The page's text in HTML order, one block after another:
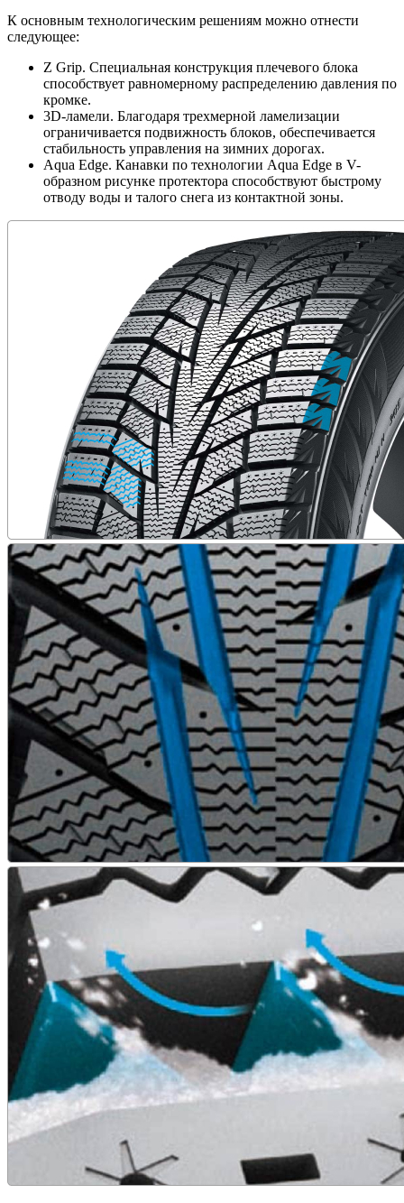
К основным технологическим решениям можно отнести
следующее:
Z Grip. Специальная конструкция плечевого блока
способствует равномерному распределению давления по
кромке.
3D-ламели. Благодаря трехмерной ламелизации
ограничивается подвижность блоков, обеспечивается
стабильность управления на зимних дорогах.
Aqua Edge. Канавки по технологии Aqua Edge в V-
образном рисунке протектора способствуют быстрому
отводу воды и талого снега из контактной зоны.